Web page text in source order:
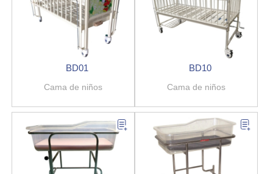
BD01
Cama de niños
BD10
Cama de niños